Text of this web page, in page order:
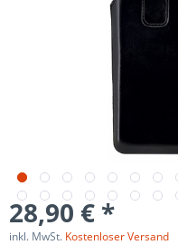
28,90 € *
inkl. MwSt. Kostenloser Versand